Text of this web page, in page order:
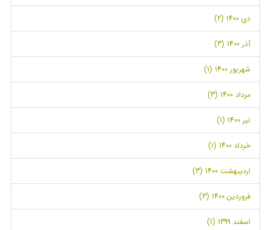
دی 1400 (2)
آذر 1400 (3)
شهریور 1400 (1)
مرداد 1400 (3)
تیر 1400 (1)
خرداد 1400 (1)
اردیبهشت 1400 (3)
فروردین 1400 (3)
اسفند 1399 (1)